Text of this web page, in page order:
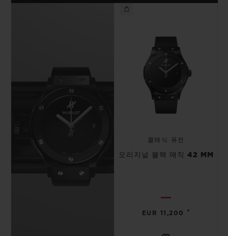
클래식 퓨전
오리지널 블랙 매직 42 MM
EUR 11,200 •